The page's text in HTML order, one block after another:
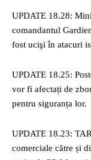
UPDATE 18.28:
comandantul
fost ucişi în atacuri
UPDATE 18.25:
vor fi afectați de
pentru siguranța lor.
UPDATE 18.23:
comerciale către și